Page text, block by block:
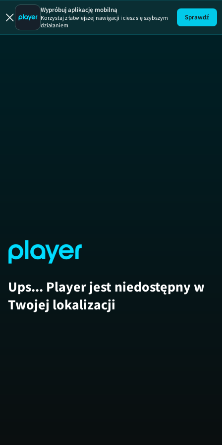
Mean Girls
Wypróbuj aplikację mobilną
Korzystaj z łatwiejszej nawigacji i ciesz się szybszym
działaniem
Sprawdź
Ups... Player jest niedostępny w
Twojej lokalizacji